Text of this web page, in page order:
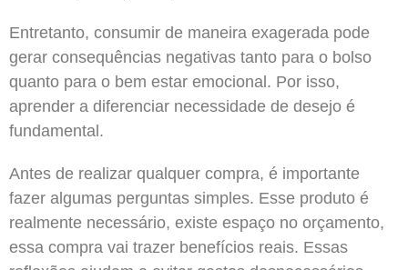
Entretanto, consumir de maneira exagerada pode
gerar consequências negativas tanto para o bolso
quanto para o bem estar emocional. Por isso,
aprender a diferenciar necessidade de desejo é
fundamental.
Antes de realizar qualquer compra, é importante
fazer algumas perguntas simples. Esse produto é
realmente necessário, existe espaço no orçamento,
essa compra vai trazer benefícios reais. Essas